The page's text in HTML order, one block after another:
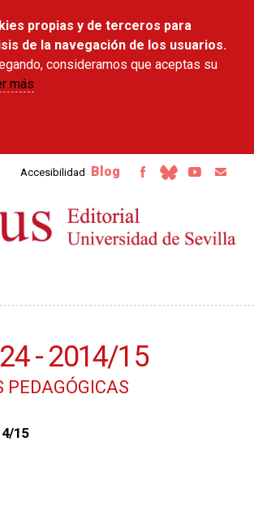
contenido
principal
propias y de terceros para
de la navegación de los usuarios.
consideramos que aceptas su
más
Accesibilidad Blog
- 2014/15
PEDAGÓGICAS
15